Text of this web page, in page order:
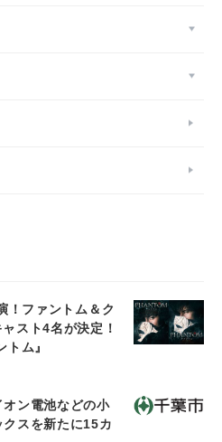
！ファントム＆ク
スト4名が決定！
ム』
ン電池などの小
スを新たに15カ